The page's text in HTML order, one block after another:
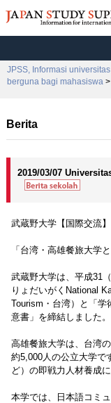
JPSS, Informasi
berguna bagi mahasiswa
Berita
2019/03/07
武蔵野大学【国際交流】
「台湾・高雄餐旅大学
武蔵野大学は、平成31
りょだいがくNational
Tourism・台湾）と「
意書」を締結しました。
高雄餐旅大学は、台湾
約5,000人の公立大学で
ど）の即戦力人材養成
本学では、日本語コミ